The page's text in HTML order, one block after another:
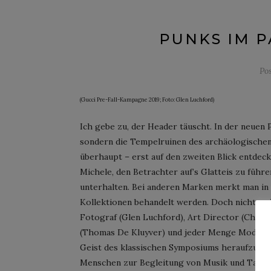
PUNKS IM
(Gucci Pre-Fall-Kampagne 2019; Foto: Glen Luchford)
Ich gebe zu, der Header täuscht. In der
sondern die Tempelruinen des
überhaupt – erst auf den zweiten Blick
Michele, den Betrachter auf’s Glatteis zu
unterhalten. Bei anderen Marken merkt man
Kollektionen behandelt werden. Doch nicht so
Fotograf (Glen Luchford), Art Director
(Thomas De Kluyver) und jeder Menge
Geist des klassischen Symposiums
Menschen zur Begleitung von Musik und